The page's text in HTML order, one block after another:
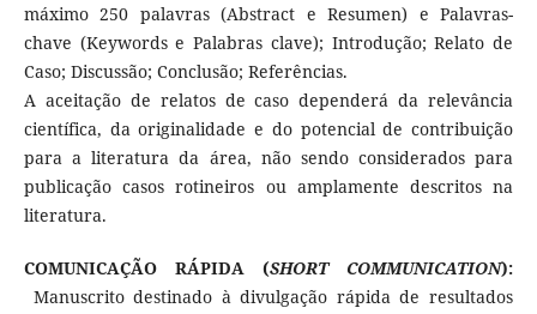
máximo 250 palavras (Abstract e Resumen) e Palavras-
chave (Keywords e Palabras clave); Introdução; Relato de
Caso; Discussão; Conclusão; Referências.
A aceitação de relatos de caso dependerá da relevância
científica, da originalidade e do potencial de contribuição
para a literatura da área, não sendo considerados para
publicação casos rotineiros ou amplamente descritos na
literatura.
COMUNICAÇÃO RÁPIDA (SHORT COMMUNICATION):
Manuscrito destinado à divulgação rápida de resultados